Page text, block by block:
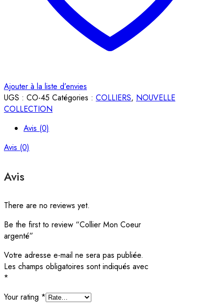
Ajouter à la liste d’envies
UGS : CO-45 Catégories : COLLIERS, NOUVELLE
COLLECTION
Avis (0)
Avis (0)
Avis
There are no reviews yet.
Be the first to review “Collier Mon Coeur
argenté”
Votre adresse e-mail ne sera pas publiée.
Les champs obligatoires sont indiqués avec
*
Your rating *